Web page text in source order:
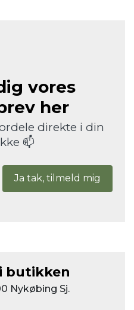
vores
her
direkte i din
📫
Ja tak, tilmeld mig
butikken
Nykøbing Sj.